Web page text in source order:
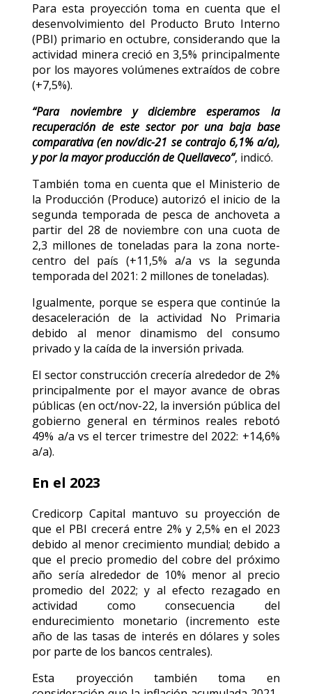
Para esta proyección toma en cuenta que el
desenvolvimiento del Producto Bruto Interno
(PBI) primario en octubre, considerando que la
actividad minera creció en 3,5% principalmente
por los mayores volúmenes extraídos de cobre
(+7,5%).
“Para noviembre y diciembre esperamos la
recuperación de este sector por una baja base
comparativa (en nov/dic-21 se contrajo 6,1% a/a),
y por la mayor producción de Quellaveco”, indicó.
También toma en cuenta que el Ministerio de
la Producción (Produce) autorizó el inicio de la
segunda temporada de pesca de anchoveta a
partir del 28 de noviembre con una cuota de
2,3 millones de toneladas para la zona norte-
centro del país (+11,5% a/a vs la segunda
temporada del 2021: 2 millones de toneladas).
Igualmente, porque se espera que continúe la
desaceleración de la actividad No Primaria
debido al menor dinamismo del consumo
privado y la caída de la inversión privada.
El sector construcción crecería alrededor de 2%
principalmente por el mayor avance de obras
públicas (en oct/nov-22, la inversión pública del
gobierno general en términos reales rebotó
49% a/a vs el tercer trimestre del 2022: +14,6%
a/a).
En el 2023
Credicorp Capital mantuvo su proyección de
que el PBI crecerá entre 2% y 2,5% en el 2023
debido al menor crecimiento mundial; debido a
que el precio promedio del cobre del próximo
año sería alrededor de 10% menor al precio
promedio del 2022; y al efecto rezagado en
actividad como consecuencia del
endurecimiento monetario (incremento este
año de las tasas de interés en dólares y soles
por parte de los bancos centrales).
Esta proyección también toma en